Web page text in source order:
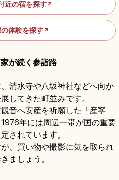
近の宿を探す↗
体験を探す↗
が続く参詣路
清水寺や八坂神社などへ向か
してきた町並みです。
音へ安産を祈願した「産寧
年には周辺一帯が国の重要
されています。
、買い物や撮影に気を取られ
ましょう。
と京町家を楽し